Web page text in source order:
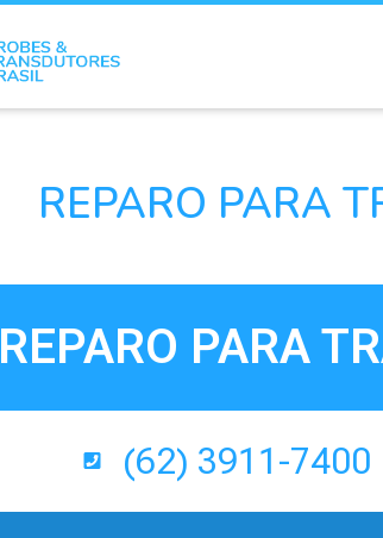
REPARO PARA
REPARO PARA
(62) 3911-7400